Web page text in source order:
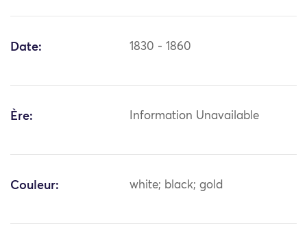
Date: 1830 - 1860
Ère: Information Unavailable
Couleur: white; black; gold